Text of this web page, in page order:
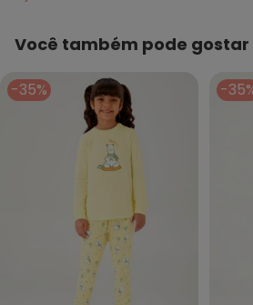
Você também pode gostar
-35% -